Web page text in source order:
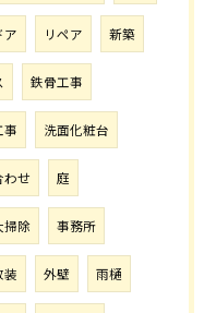
ア リペア 新築
鉄骨工事
事 洗面化粧台
わせ 庭
掃除 事務所
装 外壁 雨樋